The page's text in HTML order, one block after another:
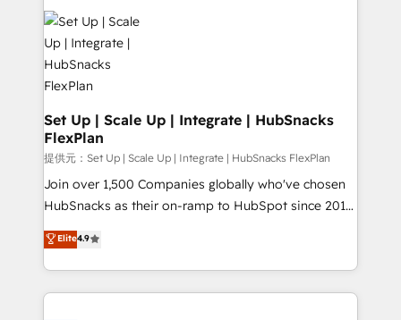
WooCommerce, BuilderTrend, and more Experience
the difference — reach out to see how AI + HubSpot
can transform your business.
consultancy: onboarding, training, data migration -
HubSpot development: websites, custom modules,
integrations - Marketing & sales solutions: digital
marketing, advertising, campaigns, content and
design We connect people, data and technology to
improve customer experiences. With our bright
people, exciting ideas and can-do mentality, we
ensure revenue growth on a daily basis. So tell us
your challenge; our passionate and growth driven
team of 100+ experts is ready for you! Driving digital
Set Up | Scale Up | Integrate | HubSnacks
FlexPlan
提供元：Set Up | Scale Up | Integrate | HubSnacks FlexPlan
Join over 1,500 Companies globally who've chosen
HubSnacks as their on-ramp to HubSpot since 2014
Simple pay-as-you-go plans that accelerate value...
1️⃣ Set Up | Onboarding New or Check-fixing existing
HubSpot portals 2️⃣ Scale Up | 100% HubSpot Task
Execution... Global 24/7 ... All Experts 3️⃣ Integrate |
Elite4.9